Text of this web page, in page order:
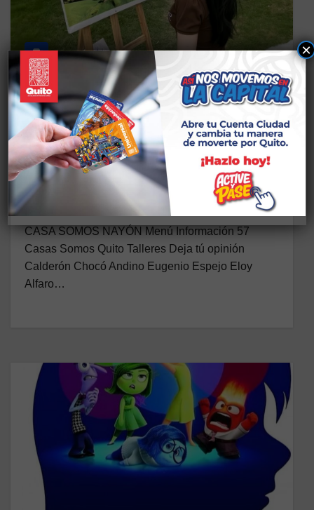
ADMINISTRACIÓN ZONAL EUGENIO ESPEJO
CS DESARROLLO ARTÍSTICO
TALLERES NAYON
NATURALEZA Y
ARTE/DESARROLLO
ARTÍSTICO/NAYON CENTRO
23 DE JUNIO DE 2026
CASA SOMOS NAYÓN Menú Información 57
Casas Somos Quito Talleres Deja tú opinión
Calderón Chocó Andino Eugenio Espejo Eloy
Alfaro…
×